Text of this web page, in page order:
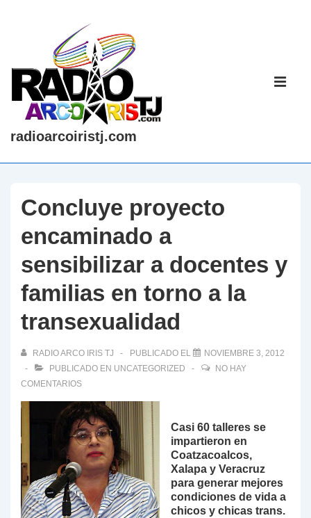
contenido
principal
radioarcoiristj.com
Concluye proyecto
encaminado a
sensibilizar a docentes y
familias en torno a la
transexualidad
RADIO ARCO IRIS TJ PUBLICADO EL
NOVIEMBRE 3, 2012
PUBLICADO EN UNCATEGORIZED
NO HAY
COMENTARIOS
Casi 60 talleres se
impartieron en
Coatzacoalcos,
Xalapa y Veracruz
para generar mejores
condiciones de vida a
chicos y chicas trans.